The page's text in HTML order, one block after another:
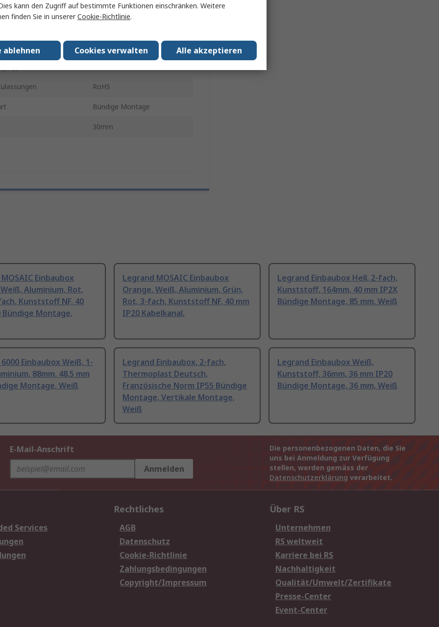
Weiß
IP20
RoHS
Bündige Montage
30mm
Einbaubox
Aluminium, Rot,
Kunststoff NF, 40
Bündige Montage,
Legrand MOSAIC Einbaubox
Orange, Weiß, Aluminium, Grün,
Rot, 3-fach, Kunststoff NF, 40 mm
IP20 Kabelkanal,
Legrand Einbaubox Hell, 2-fach,
Kunststoff, 164mm, 40 mm IP2X
Bündige Montage, 85 mm, Weiß
Einbaubox Weiß, 1-
88mm, 48.5 mm
Montage, Weiß
Legrand Einbaubox, 2-fach,
Thermoplast Deutsch,
Französische Norm IP55 Bündige
Montage, Vertikale Montage,
Weiß
Legrand Einbaubox Weiß,
Kunststoff, 36mm, 36 mm IP20
Bündige Montage, 36 mm, Weiß
E-Mail-Anschrift
Anmelden
Die personenbezogenen Daten, die Sie
uns bei Anmeldung zur Verfügung
stellen, werden gemäss der
Datenschutzerklärung verarbeitet.
Services
Rechtliches
AGB
Datenschutz
Cookie-Richtlinie
Zahlungsbedingungen
Copyright/Impressum
Über RS
Unternehmen
RS weltweit
Karriere bei RS
Nachhaltigkeit
Qualität/Umwelt/Zertifikate
Presse-Center
Event-Center
kann den Zugriff auf bestimmte Funktionen einschränken. Weitere
finden Sie in unsererCookie-Richtlinie.
Alle akzeptieren
Cookies verwalten
ablehnen